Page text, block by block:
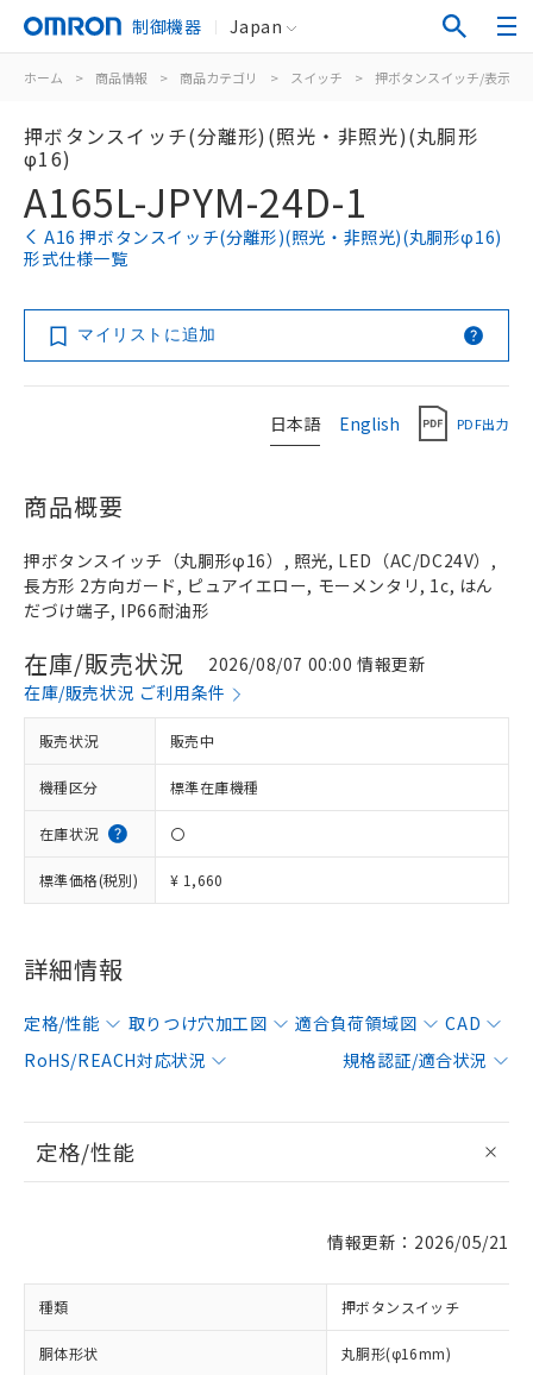
制御機器 Japan
ホーム > 商品情報 > 商品カテゴリ > スイッチ > 押ボタンスイッチ/表示灯
押ボタンスイッチ(分離形)(照光・非照光)(丸胴形
φ16)
A165L-JPYM-24D-1
A16 押ボタンスイッチ(分離形)(照光・非照光)(丸胴形φ16)
形式仕様一覧
マイリストに追加
日本語 English PDF出力
商品概要
押ボタンスイッチ（丸胴形φ16）, 照光, LED（AC/DC24V）,
長方形 2方向ガード, ピュアイエロー, モーメンタリ, 1c, はん
だづけ端子, IP66耐油形
在庫/販売状況
2026/08/07 00:00 情報更新
在庫/販売状況 ご利用条件
販売状況 販売中
機種区分 標準在庫機種
在庫状況 〇
標準価格(税別) ¥ 1,660
詳細情報
定格/性能 取りつけ穴加工図 適合負荷領域図
CAD
RoHS/REACH対応状況
規格認証/適合状況
定格/性能
情報更新：2026/05/21
種類 押ボタンスイッチ
胴体形状 丸胴形(φ16mm)